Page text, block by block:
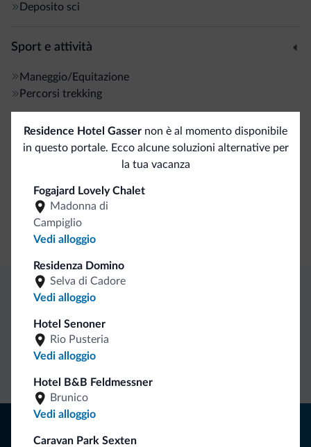
Deposito sci
Sport e attività
Maneggio/Equitazione
Percorsi trekking
Servizi generali
Business
Sala congressi
Residence Hotel Gasser non è al momento disponibile
in questo portale. Ecco alcune soluzioni alternative per
la tua vacanza
Fogajard Lovely Chalet
Madonna di
Campiglio
Vedi alloggio
Residenza Domino
Selva di Cadore
Vedi alloggio
Hotel Senoner
Rio Pusteria
Vedi alloggio
Hotel B&B Feldmessner
Brunico
Vedi alloggio
Caravan Park Sexten
Vantaggi esclusivi Dolomiti.it
Contatto
Consigli dalle Dolomiti